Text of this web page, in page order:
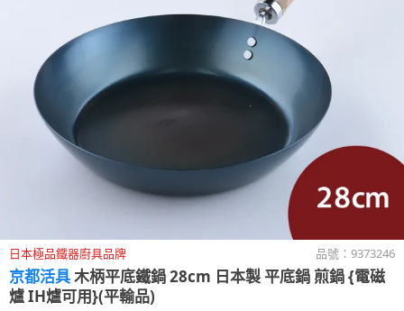
日本極品鐵器廚具品牌 品號： 9373246
京都活具木柄平底鐵鍋 28cm 日本製 平底鍋 煎鍋 {電磁
爐 IH爐可用}(平輸品)